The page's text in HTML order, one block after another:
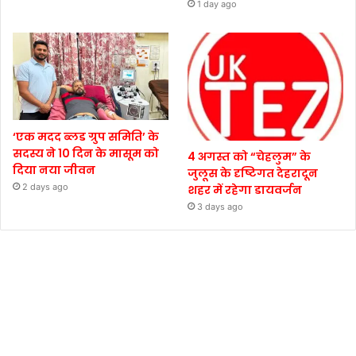
1 day ago
‘एक मदद ब्लड ग्रुप समिति’ के
सदस्य ने 10 दिन के मासूम को
दिया नया जीवन
2 days ago
4 अगस्त को “चेहलुम” के
जुलूस के दृष्टिगत देहरादून
शहर में रहेगा डायवर्जन
3 days ago